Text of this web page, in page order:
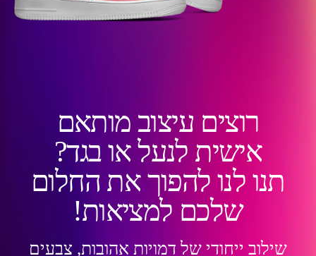
רוצים עיצוב מותאם
אישית לנעל או בגד?
תנו לנו להפוך את החלום
שלכם למציאות!
שילוב ייחודי של דמויות אהובות, צבעים